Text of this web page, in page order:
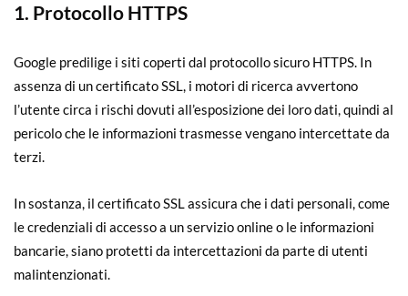
1. Protocollo HTTPS
Google predilige i siti coperti dal protocollo sicuro HTTPS. In
assenza di un certificato SSL, i motori di ricerca avvertono
l’utente circa i rischi dovuti all’esposizione dei loro dati, quindi al
pericolo che le informazioni trasmesse vengano intercettate da
terzi.
In sostanza, il certificato SSL assicura che i dati personali, come
le credenziali di accesso a un servizio online o le informazioni
bancarie, siano protetti da intercettazioni da parte di utenti
malintenzionati.